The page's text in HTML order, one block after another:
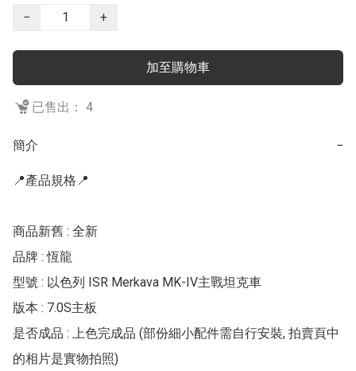
−
+
加至購物車
已售出： 4
簡介 −
📍產品規格📍
商品新舊 : 全新
品牌 : 恆龍
型號 : 以色列 ISR Merkava MK-IV主戰坦克車
版本 : 7.0S主板
是否成品 : 上色完成品 (部份細小配件需自行安裝, 拍賣頁中
的相片是實物拍照)